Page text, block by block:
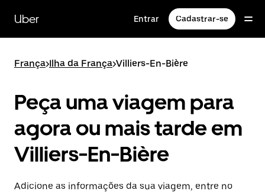
para
conteúdo
Uber Entrar Cadastrar-se
França>Ilha da França>Villiers-En-Bière
Peça uma viagem para
agora ou mais tarde em
Villiers-En-Bière
Adicione as informações da sua viagem, entre no